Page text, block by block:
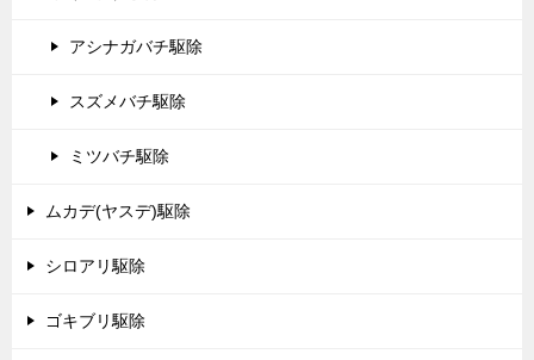
アシナガバチ駆除
スズメバチ駆除
ミツバチ駆除
ムカデ(ヤスデ)駆除
シロアリ駆除
ゴキブリ駆除